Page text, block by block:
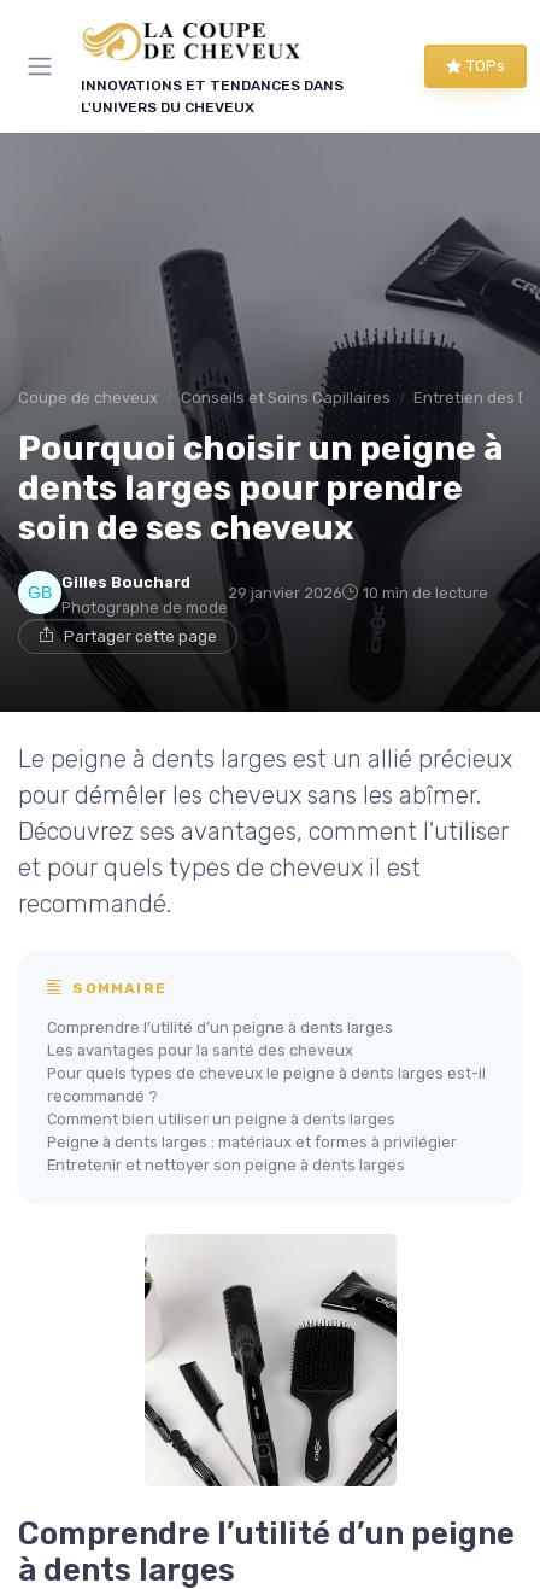
INNOVATIONS ET TENDANCES DANS
L'UNIVERS DU CHEVEUX
TOPs
Coupe de cheveux Conseils et Soins Capillaires Entretien des
Pourquoi choisir un peigne à
dents larges pour prendre
soin de ses cheveux
Gilles Bouchard
Photographe de mode
29 janvier 2026 10 min de lecture
Partager cette page
Le peigne à dents larges est un allié précieux
pour démêler les cheveux sans les abîmer.
Découvrez ses avantages, comment l'utiliser
et pour quels types de cheveux il est
recommandé.
SOMMAIRE
Comprendre l’utilité d’un peigne à dents larges
Les avantages pour la santé des cheveux
Pour quels types de cheveux le peigne à dents larges est-il
recommandé ?
Comment bien utiliser un peigne à dents larges
Peigne à dents larges : matériaux et formes à privilégier
Entretenir et nettoyer son peigne à dents larges
Comprendre l’utilité d’un peigne
à dents larges